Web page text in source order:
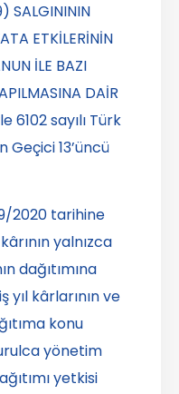
SALGINININ
ETKİLERİNİN
İLE BAZI
DAİR
6102 sayılı Türk
Geçici 13’üncü
2020 tarihine
yalnızca
dağıtımına
kârlarının ve
konu
yönetim
yetkisi